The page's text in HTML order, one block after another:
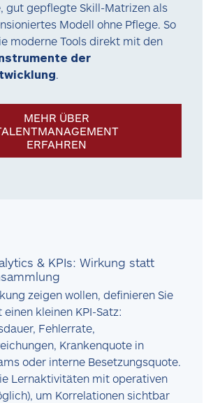
gut gepflegte Skill-Matrizen als
Modell ohne Pflege. So
moderne Tools direkt mit den
der
.
MEHR ÜBER
ERFAHREN
& KPIs: Wirkung statt
zeigen wollen, definieren Sie
kleinen KPI-Satz:
Fehlerrate,
Krankenquote in
oder interne Besetzungsquote.
Lernaktivitäten mit operativen
um Korrelationen sichtbar